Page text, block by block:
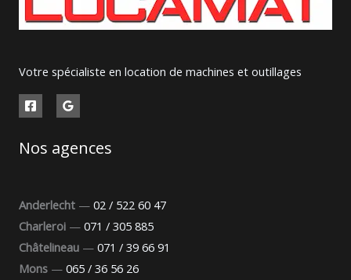
Votre spécialiste en location de machines et outillages
Nos agences
Anderlecht — 02 / 522 60 47
Charleroi — 071 / 305 885
Châtelineau — 071 / 39 66 91
Mons — 065 / 36 56 26